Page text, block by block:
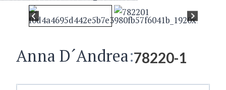
Anna D´Andrea:78220-1